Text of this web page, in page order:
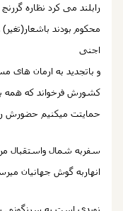
رابلند می کرد نظاره
محکوم بودند
اجنی
و باتجدید به ارمان های
کشورش فرخواند که همه
حمایتت میکنیم حضورش
سفربه شمال واستقبال
انهاربه گوش جهانیان
نویدی است به سرنگونی